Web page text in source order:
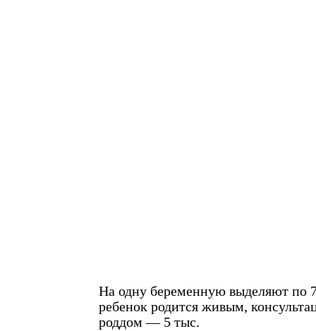
На одну беременную выделяют по
ребенок родится живым,
роддом — 5 тыс.